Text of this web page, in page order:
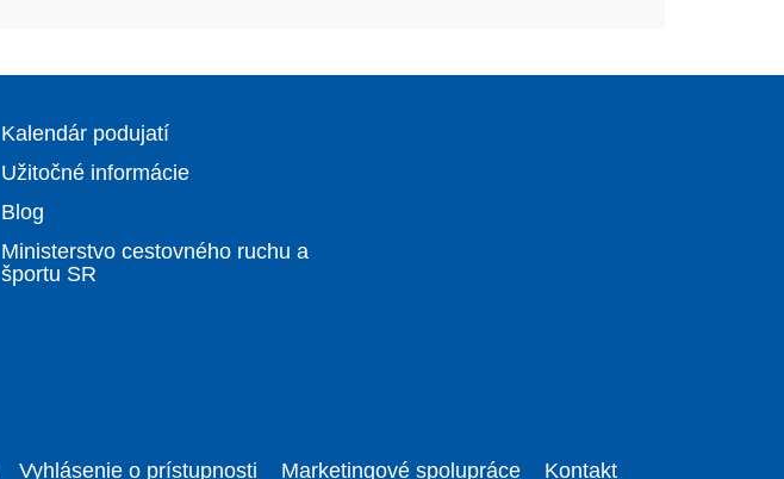
Kalendár podujatí
Užitočné informácie
Blog
Ministerstvo cestovného ruchu a
športu SR
Vyhlásenie o prístupnosti Marketingové spolupráce Kontakt